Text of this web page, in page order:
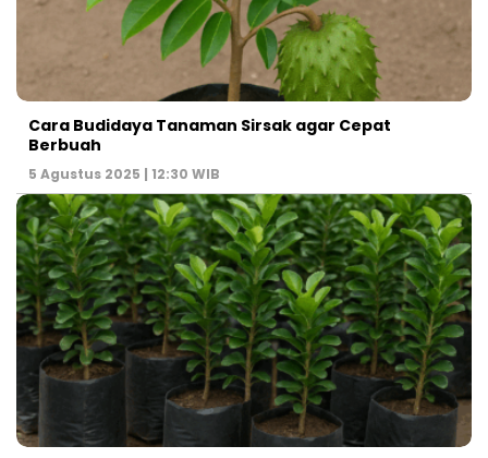
Cara Budidaya Tanaman Sirsak agar Cepat
Berbuah
5 Agustus 2025 | 12:30 WIB